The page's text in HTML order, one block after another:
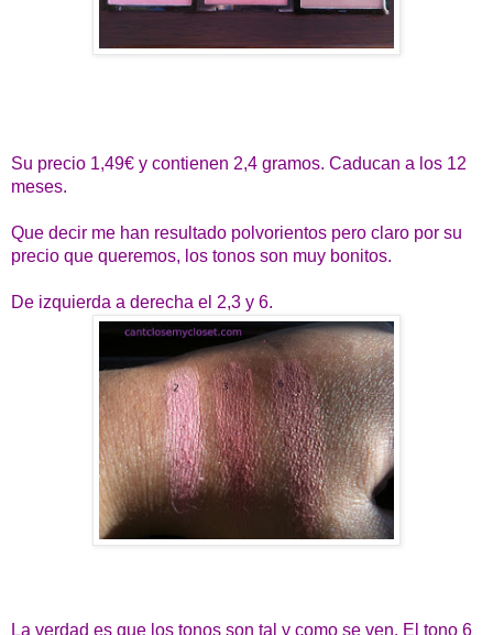
Su precio 1,49€ y contienen 2,4 gramos. Caducan a los 12
meses.
Que decir me han resultado polvorientos pero claro por su
precio que queremos, los tonos son muy bonitos.
De izquierda a derecha el 2,3 y 6.
La verdad es que los tonos son tal y como se ven. El tono 6